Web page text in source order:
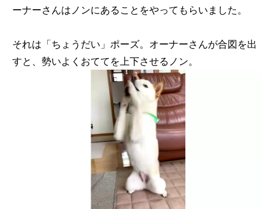
ーナーさんはノンにあることをやってもらいました。
それは「ちょうだい」ポーズ。オーナーさんが合図を出
すと、勢いよくおててを上下させるノン。